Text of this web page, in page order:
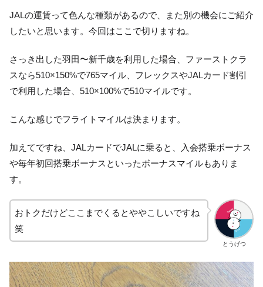
JALの運賃って色んな種類があるので、また別の機会にご紹介
したいと思います。今回はここで切りますね。
さっき出した羽田〜新千歳を利用した場合、ファーストクラ
スなら510×150%で765マイル、フレックスやJALカード割引
で利用した場合、510×100%で510マイルです。
こんな感じでフライトマイルは決まります。
加えてですね、JALカードでJALに乗ると、入会搭乗ボーナス
や毎年初回搭乗ボーナスといったボーナスマイルもありま
す。
とうげつ
おトクだけどここまでくるとややこしいですね
笑